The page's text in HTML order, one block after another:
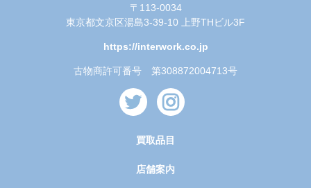
〒113-0034
東京都文京区湯島3-39-10 上野THビル3F
https://interwork.co.jp
古物商許可番号 第308872004713号
買取品目
店舗案内